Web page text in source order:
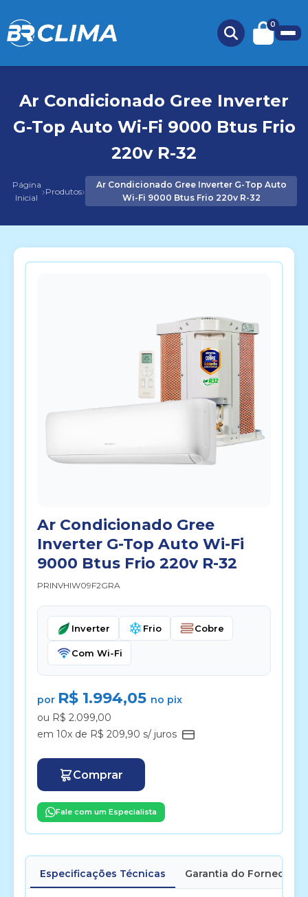
0
Ar Condicionado Gree Inverter
G-Top Auto Wi-Fi 9000 Btus Frio
220v R-32
Página
Inicial ›Produtos›
Ar Condicionado Gree Inverter G-Top Auto
Wi-Fi 9000 Btus Frio 220v R-32
Ar Condicionado Gree
Inverter G-Top Auto Wi-Fi
9000 Btus Frio 220v R-32
PRINVHIW09F2GRA
Inverter Frio Cobre
Com Wi-Fi
por R$ 1.994,05 no pix
ou R$ 2.099,00
em 10x de R$ 209,90 s/ juros
Comprar
Fale com um Especialista
Especificações Técnicas Garantia do Fornecedor